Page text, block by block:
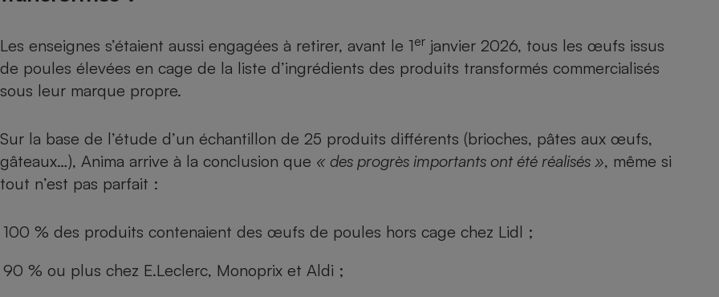
Les enseignes s’étaient aussi engagées à retirer, avant le 1er janvier 2026, tous les œufs issus
de poules élevées en cage de la liste d’ingrédients des produits transformés commercialisés
sous leur marque propre.
Sur la base de l’étude d’un échantillon de 25 produits différents (brioches, pâtes aux œufs,
gâteaux…), Anima arrive à la conclusion que « des progrès importants ont été réalisés », même si
tout n’est pas parfait :
100 % des produits contenaient des œufs de poules hors cage chez Lidl ;
90 % ou plus chez E.Leclerc, Monoprix et Aldi ;